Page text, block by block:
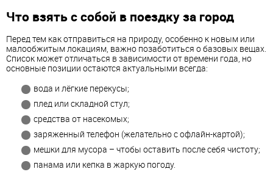
Что взять с собой в поездку за город
Перед тем как отправиться на природу, особенно к новым или
малообжитым локациям, важно позаботиться о базовых вещах.
Список может отличаться в зависимости от времени года, но
основные позиции остаются актуальными всегда:
вода и лёгкие перекусы;
плед или складной стул;
средства от насекомых;
заряженный телефон (желательно с офлайн-картой);
мешки для мусора – чтобы оставить после себя чистоту;
панама или кепка в жаркую погоду.